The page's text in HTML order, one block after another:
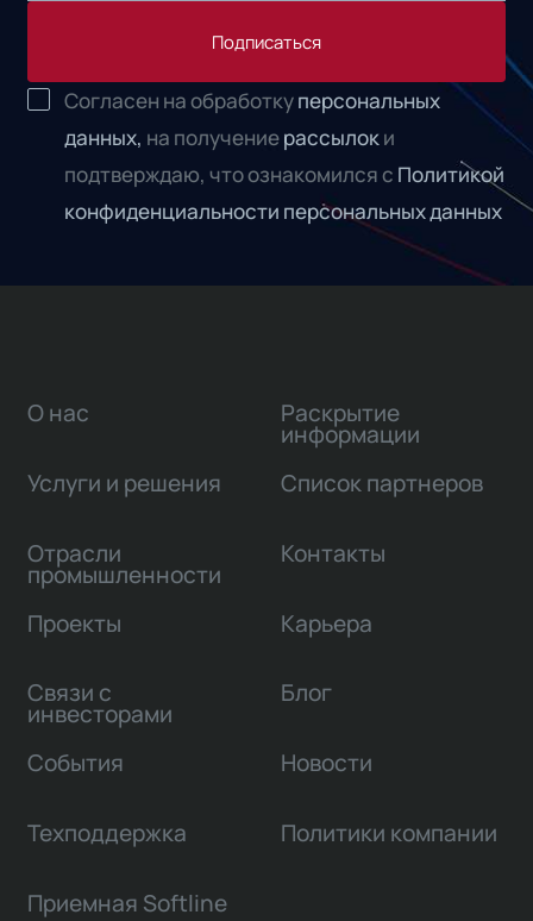
Подписаться
Согласен на обработкуперсональных
данных, на получениерассылоки
подтверждаю, что ознакомился с Политикой
конфиденциальности персональных данных
О нас
Услуги и решения
Отрасли
промышленности
Проекты
Связи с
инвесторами
Раскрытие
информации
Список партнеров
Контакты
Карьера
Блог
События Новости
Техподдержка Политики компании
Приемная Softline